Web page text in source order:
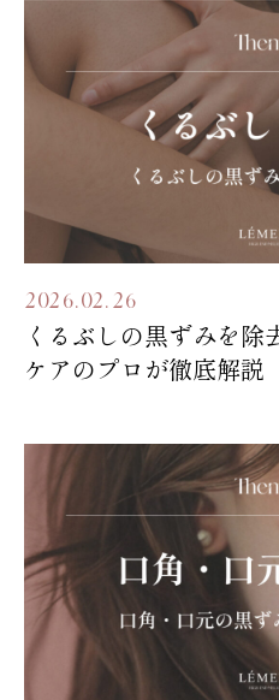
2026.02.26
くるぶしの黒ずみを
ケアのプロが徹底解説